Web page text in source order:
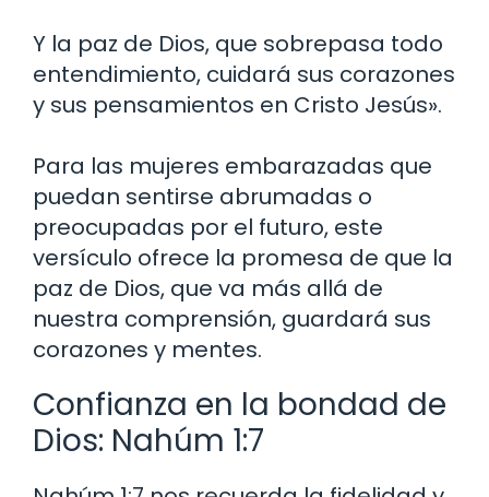
Y la paz de Dios, que sobrepasa todo
entendimiento, cuidará sus corazones
y sus pensamientos en Cristo Jesús».
Para las mujeres embarazadas que
puedan sentirse abrumadas o
preocupadas por el futuro, este
versículo ofrece la promesa de que la
paz de Dios, que va más allá de
nuestra comprensión, guardará sus
corazones y mentes.
Confianza en la bondad de
Dios: Nahúm 1:7